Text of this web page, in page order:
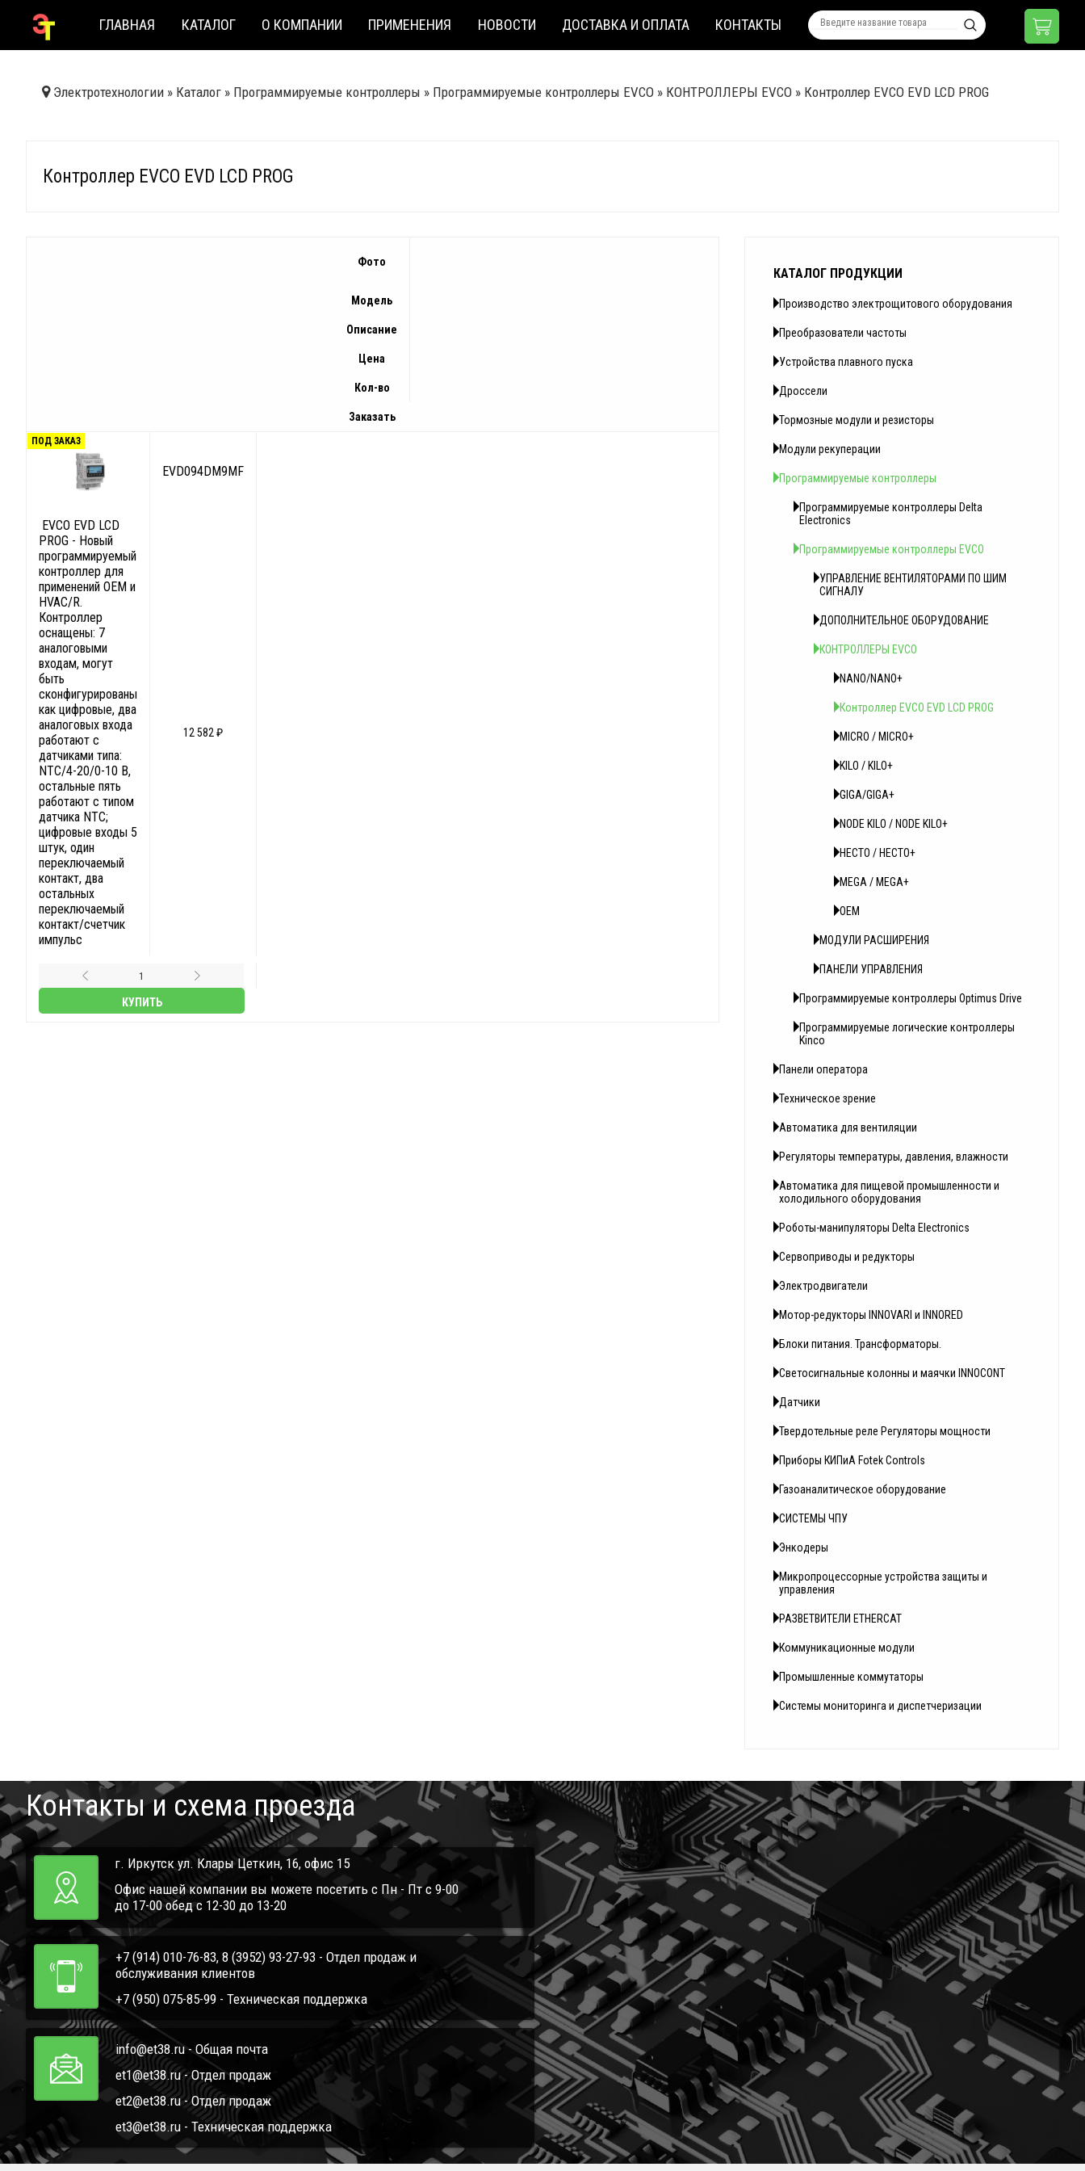
ГЛАВНАЯ КАТАЛОГ О КОМПАНИИ ПРИМЕНЕНИЯ НОВОСТИ ДОСТАВКА И ОПЛАТА КОНТАКТЫ
Электротехнологии » Каталог » Программируемые контроллеры » Программируемые контроллеры EVCO » КОНТРОЛЛЕРЫ EVCO » Контроллер EVCO EVD LCD PROG
Контроллер EVCO EVD LCD PROG
Фото
Модель
Описание
Цена
Кол-во
Заказать
ПОД ЗАКАЗ
EVD094DM9MF
EVCO EVD LCD
PROG - Новый
программируемый
контроллер для
применений OEM и
HVAC/R.
Контроллер
оснащены: 7
аналоговыми
входам, могут
быть
сконфигурированы
как цифровые, два
аналоговых входа
работают с
датчиками типа:
NTC/4-20/0-10 В,
остальные пять
работают с типом
датчика NTC;
цифровые входы 5
штук, один
переключаемый
контакт, два
остальных
переключаемый
контакт/счетчик
импульс
12 582 ₽
КУПИТЬ
КАТАЛОГ ПРОДУКЦИИ
Производство электрощитового оборудования
Преобразователи частоты
Устройства плавного пуска
Дроссели
Тормозные модули и резисторы
Модули рекуперации
Программируемые контроллеры
Программируемые контроллеры Delta
Electronics
Программируемые контроллеры EVCO
УПРАВЛЕНИЕ ВЕНТИЛЯТОРАМИ ПО ШИМ
СИГНАЛУ
ДОПОЛНИТЕЛЬНОЕ ОБОРУДОВАНИЕ
КОНТРОЛЛЕРЫ EVCO
NANO/NANO+
Контроллер EVCO EVD LCD PROG
MICRO / MICRO+
KILO / KILO+
GIGA/GIGA+
NODE KILO / NODE KILO+
HECTO / HECTO+
MEGA / MEGA+
OEM
МОДУЛИ РАСШИРЕНИЯ
ПАНЕЛИ УПРАВЛЕНИЯ
Программируемые контроллеры Optimus Drive
Программируемые логические контроллеры
Kinсo
Панели оператора
Техническое зрение
Автоматика для вентиляции
Регуляторы температуры, давления, влажности
Автоматика для пищевой промышленности и
холодильного оборудования
Роботы-манипуляторы Delta Electronics
Сервоприводы и редукторы
Электродвигатели
Мотор-редукторы INNOVARI и INNORED
Блоки питания. Трансформаторы.
Светосигнальные колонны и маячки INNOCONT
Датчики
Твердотельные реле Регуляторы мощности
Приборы КИПиА Fotek Controls
Газоаналитическое оборудование
СИСТЕМЫ ЧПУ
Энкодеры
Микропроцессорные устройства защиты и
управления
РАЗВЕТВИТЕЛИ ETHERCAT
Коммуникационные модули
Промышленные коммутаторы
Системы мониторинга и диспетчеризации
Контакты и схема проезда
г. Иркутск ул. Клары Цеткин, 16, офис 15
Офис нашей компании вы можете посетить с Пн - Пт с 9-00
до 17-00 обед с 12-30 до 13-20
+7 (914) 010-76-83, 8 (3952) 93-27-93 - Отдел продаж и
обслуживания клиентов
+7 (950) 075-85-99 - Техническая поддержка
info@et38.ru - Общая почта
et1@et38.ru - Отдел продаж
et2@et38.ru - Отдел продаж
et3@et38.ru - Техническая поддержка